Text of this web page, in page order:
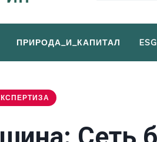
ПРИРОДА_И_КАПИТАЛ